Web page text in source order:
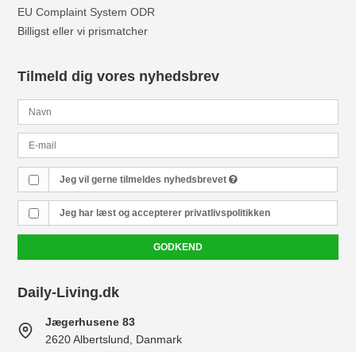
EU Complaint System ODR
Billigst eller vi prismatcher
Tilmeld dig vores nyhedsbrev
Jeg vil gerne tilmeldes nyhedsbrevet
Jeg har læst og accepterer privatlivspolitikken
GODKEND
Daily-Living.dk
Jægerhusene 83
2620 Albertslund, Danmark